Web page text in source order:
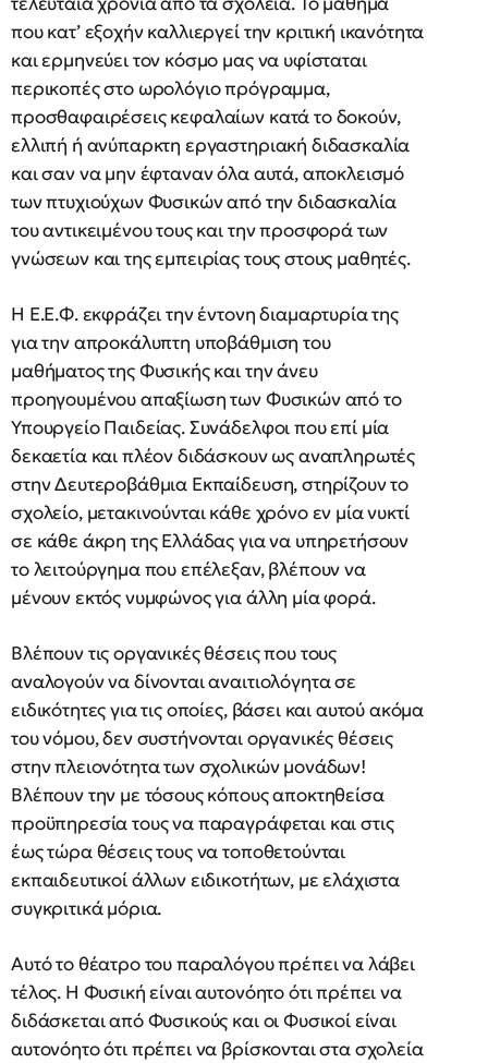
που κατ’ εξοχήν καλλιεργεί την κριτική ικανότητα
και ερμηνεύει τον κόσμο μας να υφίσταται
περικοπές στο ωρολόγιο πρόγραμμα,
προσθαφαιρέσεις κεφαλαίων κατά το δοκούν,
ελλιπή ή ανύπαρκτη εργαστηριακή διδασκαλία
και σαν να μην έφταναν όλα αυτά, αποκλεισμό
των πτυχιούχων Φυσικών από την διδασκαλία
του αντικειμένου τους και την προσφορά των
γνώσεων και της εμπειρίας τους στους μαθητές.
Η Ε.Ε.Φ. εκφράζει την έντονη διαμαρτυρία της
για την απροκάλυπτη υποβάθμιση του
μαθήματος της Φυσικής και την άνευ
προηγουμένου απαξίωση των Φυσικών από το
Υπουργείο Παιδείας. Συνάδελφοι που επί μία
δεκαετία και πλέον διδάσκουν ως αναπληρωτές
στην Δευτεροβάθμια Εκπαίδευση, στηρίζουν το
σχολείο, μετακινούνται κάθε χρόνο εν μία νυκτί
σε κάθε άκρη της Ελλάδας για να υπηρετήσουν
το λειτούργημα που επέλεξαν, βλέπουν να
μένουν εκτός νυμφώνος για άλλη μία φορά.
Βλέπουν τις οργανικές θέσεις που τους
αναλογούν να δίνονται αναιτιολόγητα σε
ειδικότητες για τις οποίες, βάσει και αυτού ακόμα
του νόμου, δεν συστήνονται οργανικές θέσεις
στην πλειονότητα των σχολικών μονάδων!
Βλέπουν την με τόσους κόπους αποκτηθείσα
προϋπηρεσία τους να παραγράφεται και στις
έως τώρα θέσεις τους να τοποθετούνται
εκπαιδευτικοί άλλων ειδικοτήτων, με ελάχιστα
συγκριτικά μόρια.
Αυτό το θέατρο του παραλόγου πρέπει να λάβει
τέλος. Η Φυσική είναι αυτονόητο ότι πρέπει να
διδάσκεται από Φυσικούς και οι Φυσικοί είναι
αυτονόητο ότι πρέπει να βρίσκονται στα σχολεία